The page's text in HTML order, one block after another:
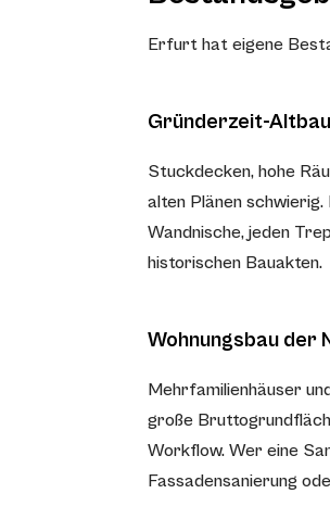
Erfurt hat eigene
Gründerzeit-
Stuckdecken, hohe
alten Plänen
Wandnische, jeden
historischen Bauakten.
Wohnungsbau der
Mehrfamilienhäuser
große
Workflow. Wer eine
Fassadensanierung